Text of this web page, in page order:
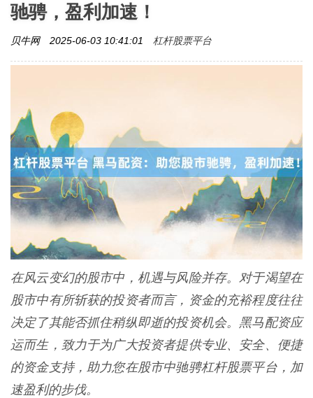
驰骋，盈利加速！
贝牛网 2025-06-03 10:41:01 杠杆股票平台
在风云变幻的股市中，机遇与风险并存。对于渴望在
股市中有所斩获的投资者而言，资金的充裕程度往往
决定了其能否抓住稍纵即逝的投资机会。黑马配资应
运而生，致力于为广大投资者提供专业、安全、便捷
的资金支持，助力您在股市中驰骋杠杆股票平台，加
速盈利的步伐。